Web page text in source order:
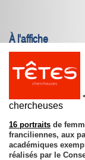
À l'affiche
chercheuses
16 portraits de
franciliennes, aux
académiques
réalisés par le